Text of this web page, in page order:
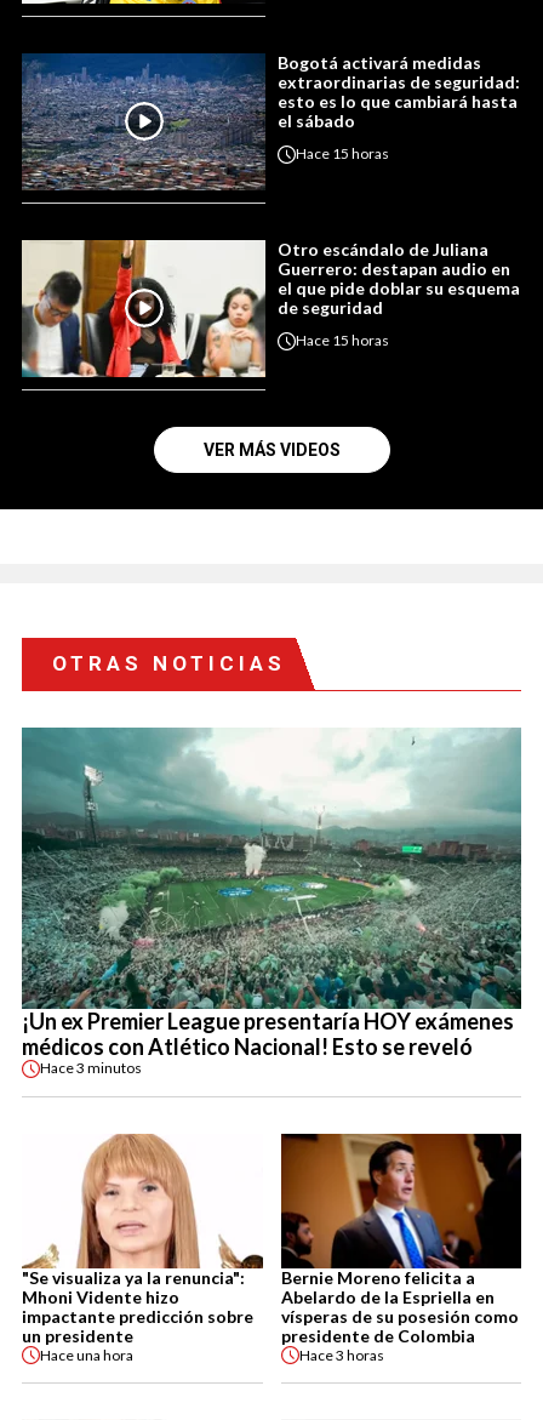
Bogotá activará medidas
extraordinarias de seguridad:
esto es lo que cambiará hasta
el sábado
Hace 15 horas
Otro escándalo de Juliana
Guerrero: destapan audio en
el que pide doblar su esquema
de seguridad
Hace 15 horas
VER MÁS VIDEOS
OTRAS NOTICIAS
¡Un ex Premier League presentaría HOY exámenes
médicos con Atlético Nacional! Esto se reveló
Hace3 minutos
"Se visualiza ya la renuncia":
Mhoni Vidente hizo
impactante predicción sobre
un presidente
Haceuna hora
Bernie Moreno felicita a
Abelardo de la Espriella en
vísperas de su posesión como
presidente de Colombia
Hace3 horas